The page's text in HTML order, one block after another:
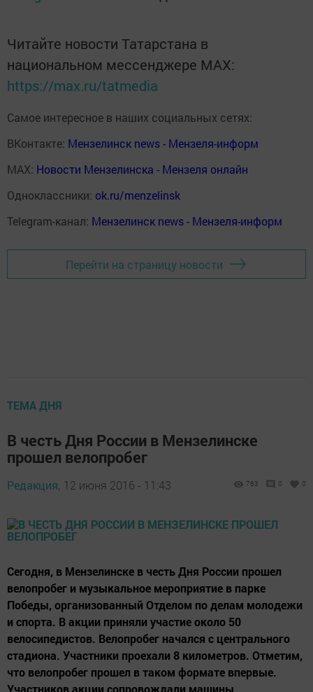
Читайте новости Татарстана в
национальном мессенджере MАХ:
https://max.ru/tatmedia
Самое интересное в наших социальных сетях:
ВКонтакте: Мензелинск news - Мензеля-информ
MAX: Новости Мензелинска - Мензеля онлайн
Одноклассники: ok.ru/menzelinsk
Telegram-канал: Мензелинск news - Мензеля-информ
Перейти на страницу новости
ТЕМА ДНЯ
В честь Дня России в Мензелинске
прошел велопробег
Редакция, 12 июня 2016 - 11:43 763 0 0
Сегодня, в Мензелинске в честь Дня России прошел
велопробег и музыкальное мероприятие в парке
Победы, организованный Отделом по делам молодежи
и спорта. В акции приняли участие около 50
велосипедистов. Велопробег начался с центрального
стадиона. Участники проехали 8 километров. Отметим,
что велопробег прошел в таком формате впервые.